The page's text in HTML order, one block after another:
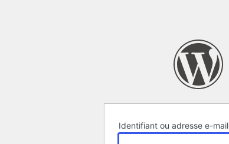
Identifiant ou adresse e-mail